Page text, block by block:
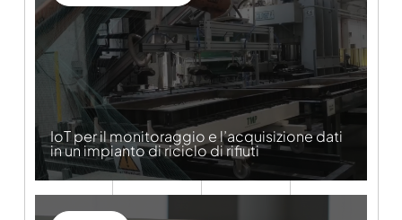
IoT per il monitoraggio e l’acquisizione dati
in un impianto di riciclo di rifiuti